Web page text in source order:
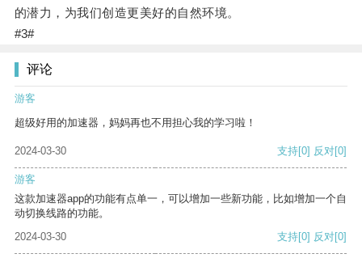
的潜力，为我们创造更美好的自然环境。
#3#
评论
游客
超级好用的加速器，妈妈再也不用担心我的学习啦！
2024-03-30 支持[0] 反对[0]
游客
这款加速器app的功能有点单一，可以增加一些新功能，比如增加一个自
动切换线路的功能。
2024-03-30
支持[0] 反对[0]